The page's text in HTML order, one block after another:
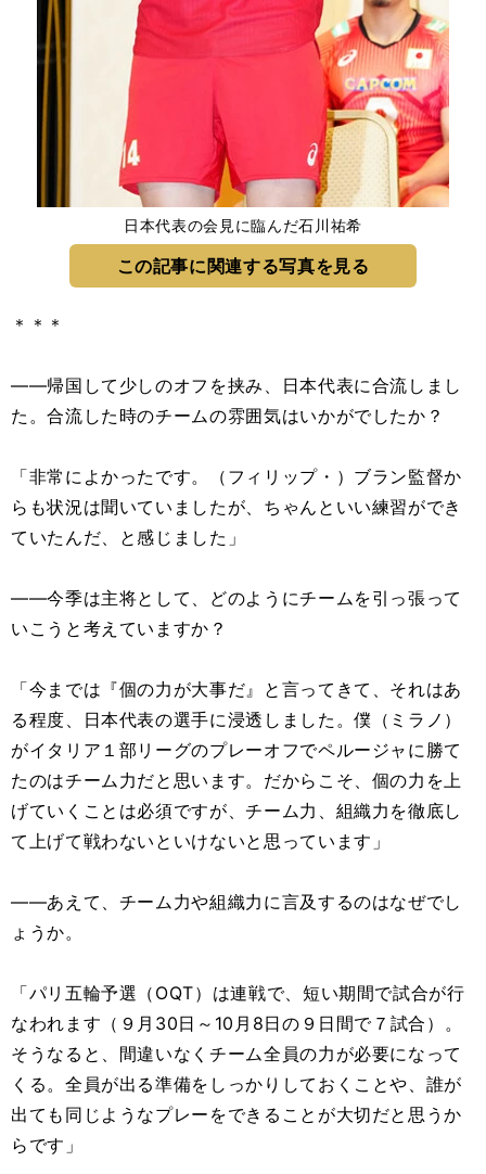
日本代表の会見に臨んだ石川祐希
この記事に関連する写真を見る
＊＊＊
――帰国して少しのオフを挟み、日本代表に合流しまし
た。合流した時のチームの雰囲気はいかがでしたか？
「非常によかったです。（フィリップ・）ブラン監督か
らも状況は聞いていましたが、ちゃんといい練習ができ
ていたんだ、と感じました」
――今季は主将として、どのようにチームを引っ張って
いこうと考えていますか？
「今までは『個の力が大事だ』と言ってきて、それはあ
る程度、日本代表の選手に浸透しました。僕（ミラノ）
がイタリア１部リーグのプレーオフでペルージャに勝て
たのはチーム力だと思います。だからこそ、個の力を上
げていくことは必須ですが、チーム力、組織力を徹底し
て上げて戦わないといけないと思っています」
――あえて、チーム力や組織力に言及するのはなぜでし
ょうか。
「パリ五輪予選（OQT）は連戦で、短い期間で試合が行
なわれます（９月30日～10月8日の９日間で７試合）。
そうなると、間違いなくチーム全員の力が必要になって
くる。全員が出る準備をしっかりしておくことや、誰が
出ても同じようなプレーをできることが大切だと思うか
らです」